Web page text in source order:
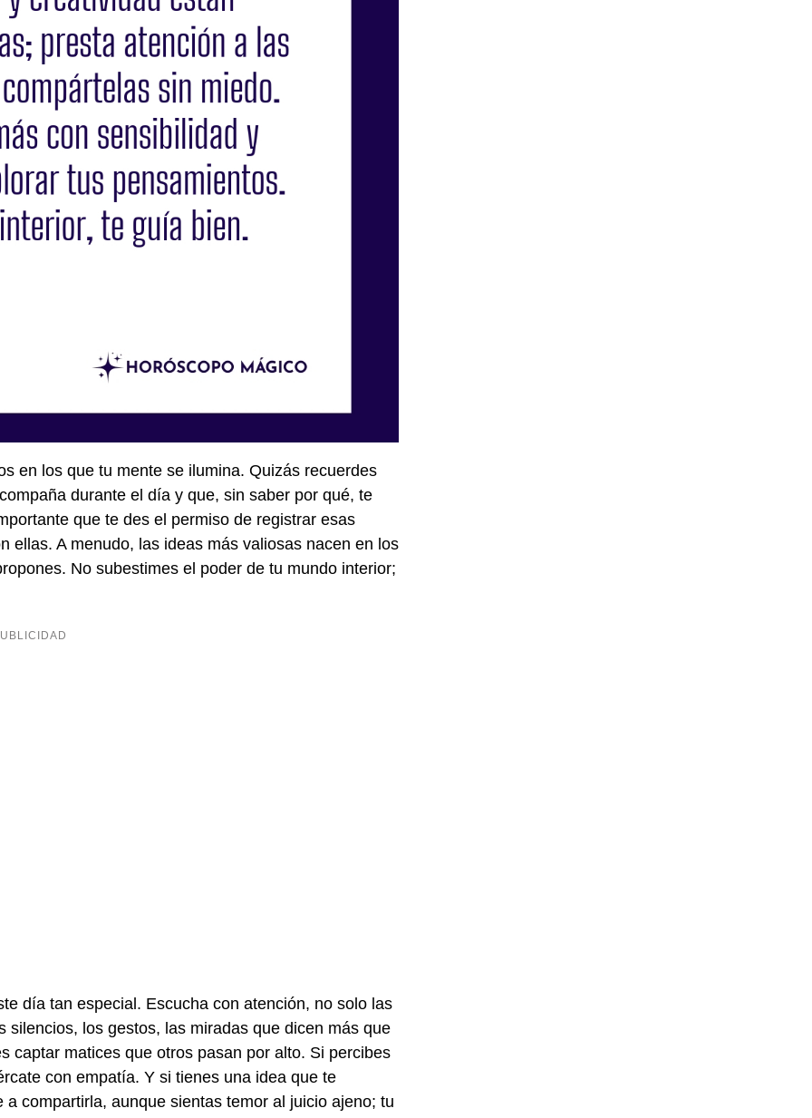
en los que tu mente se ilumina. Quizás recuerdes
durante el día y que, sin saber por qué, te
que te des el permiso de registrar esas
ellas. A menudo, las ideas más valiosas nacen en los
No subestimes el poder de tu mundo interior;
día tan especial. Escucha con atención, no solo las
los gestos, las miradas que dicen más que
captar matices que otros pasan por alto. Si percibes
con empatía. Y si tienes una idea que te
compartirla, aunque sientas temor al juicio ajeno; tu